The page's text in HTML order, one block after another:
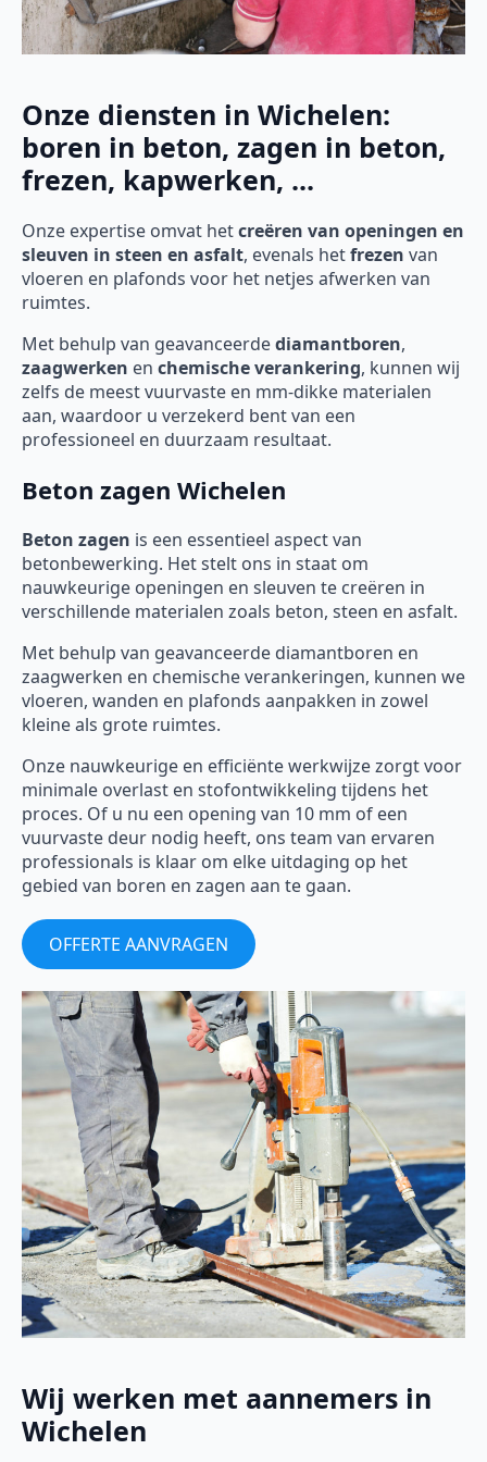
Onze diensten in Wichelen:
boren in beton, zagen in beton,
frezen, kapwerken, ...
Onze expertise omvat hetcreëren van openingen en
sleuven in steen en asfalt, evenals hetfrezen van
vloeren en plafonds voor het netjes afwerken van
ruimtes.
Met behulp van geavanceerdediamantboren,
zaagwerken en chemische verankering, kunnen wij
zelfs de meest vuurvaste en mm-dikke materialen
aan, waardoor u verzekerd bent van een
professioneel en duurzaam resultaat.
Beton zagen Wichelen
Beton zagen is een essentieel aspect van
betonbewerking. Het stelt ons in staat om
nauwkeurige openingen en sleuven te creëren in
verschillende materialen zoals beton, steen en asfalt.
Met behulp van geavanceerde diamantboren en
zaagwerken en chemische verankeringen, kunnen we
vloeren, wanden en plafonds aanpakken in zowel
kleine als grote ruimtes.
Onze nauwkeurige en efficiënte werkwijze zorgt voor
minimale overlast en stofontwikkeling tijdens het
proces. Of u nu een opening van 10 mm of een
vuurvaste deur nodig heeft, ons team van ervaren
professionals is klaar om elke uitdaging op het
gebied van boren en zagen aan te gaan.
OFFERTE AANVRAGEN
Wij werken met aannemers in
Wichelen